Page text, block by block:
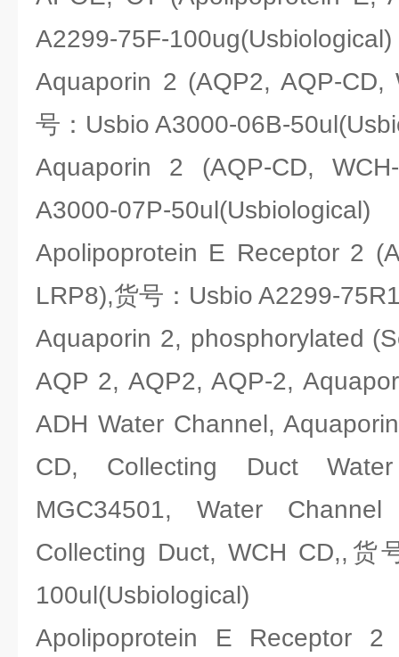
A2299-75F-100ug(Usbiological)
Aquaporin 2 (AQP2, AQP-CD,
号：Usbio A3000-06B-
Aquaporin 2 (AQP-CD,
A3000-07P-50ul(Usbiological)
Apolipoprotein E Receptor 2
LRP8),货号：Usbio A2299-
Aquaporin 2, phosphorylated
AQP 2, AQP2, AQP-2,
ADH Water Channel,
CD, Collecting Duct
MGC34501, Water
Collecting Duct, WCH CD,,货
100ul(Usbiological)
Apolipoprotein E Receptor